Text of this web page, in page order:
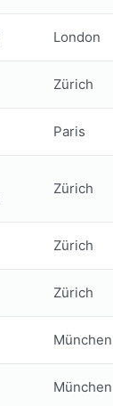
London
Zürich
Paris
Zürich
Zürich
Zürich
München
München